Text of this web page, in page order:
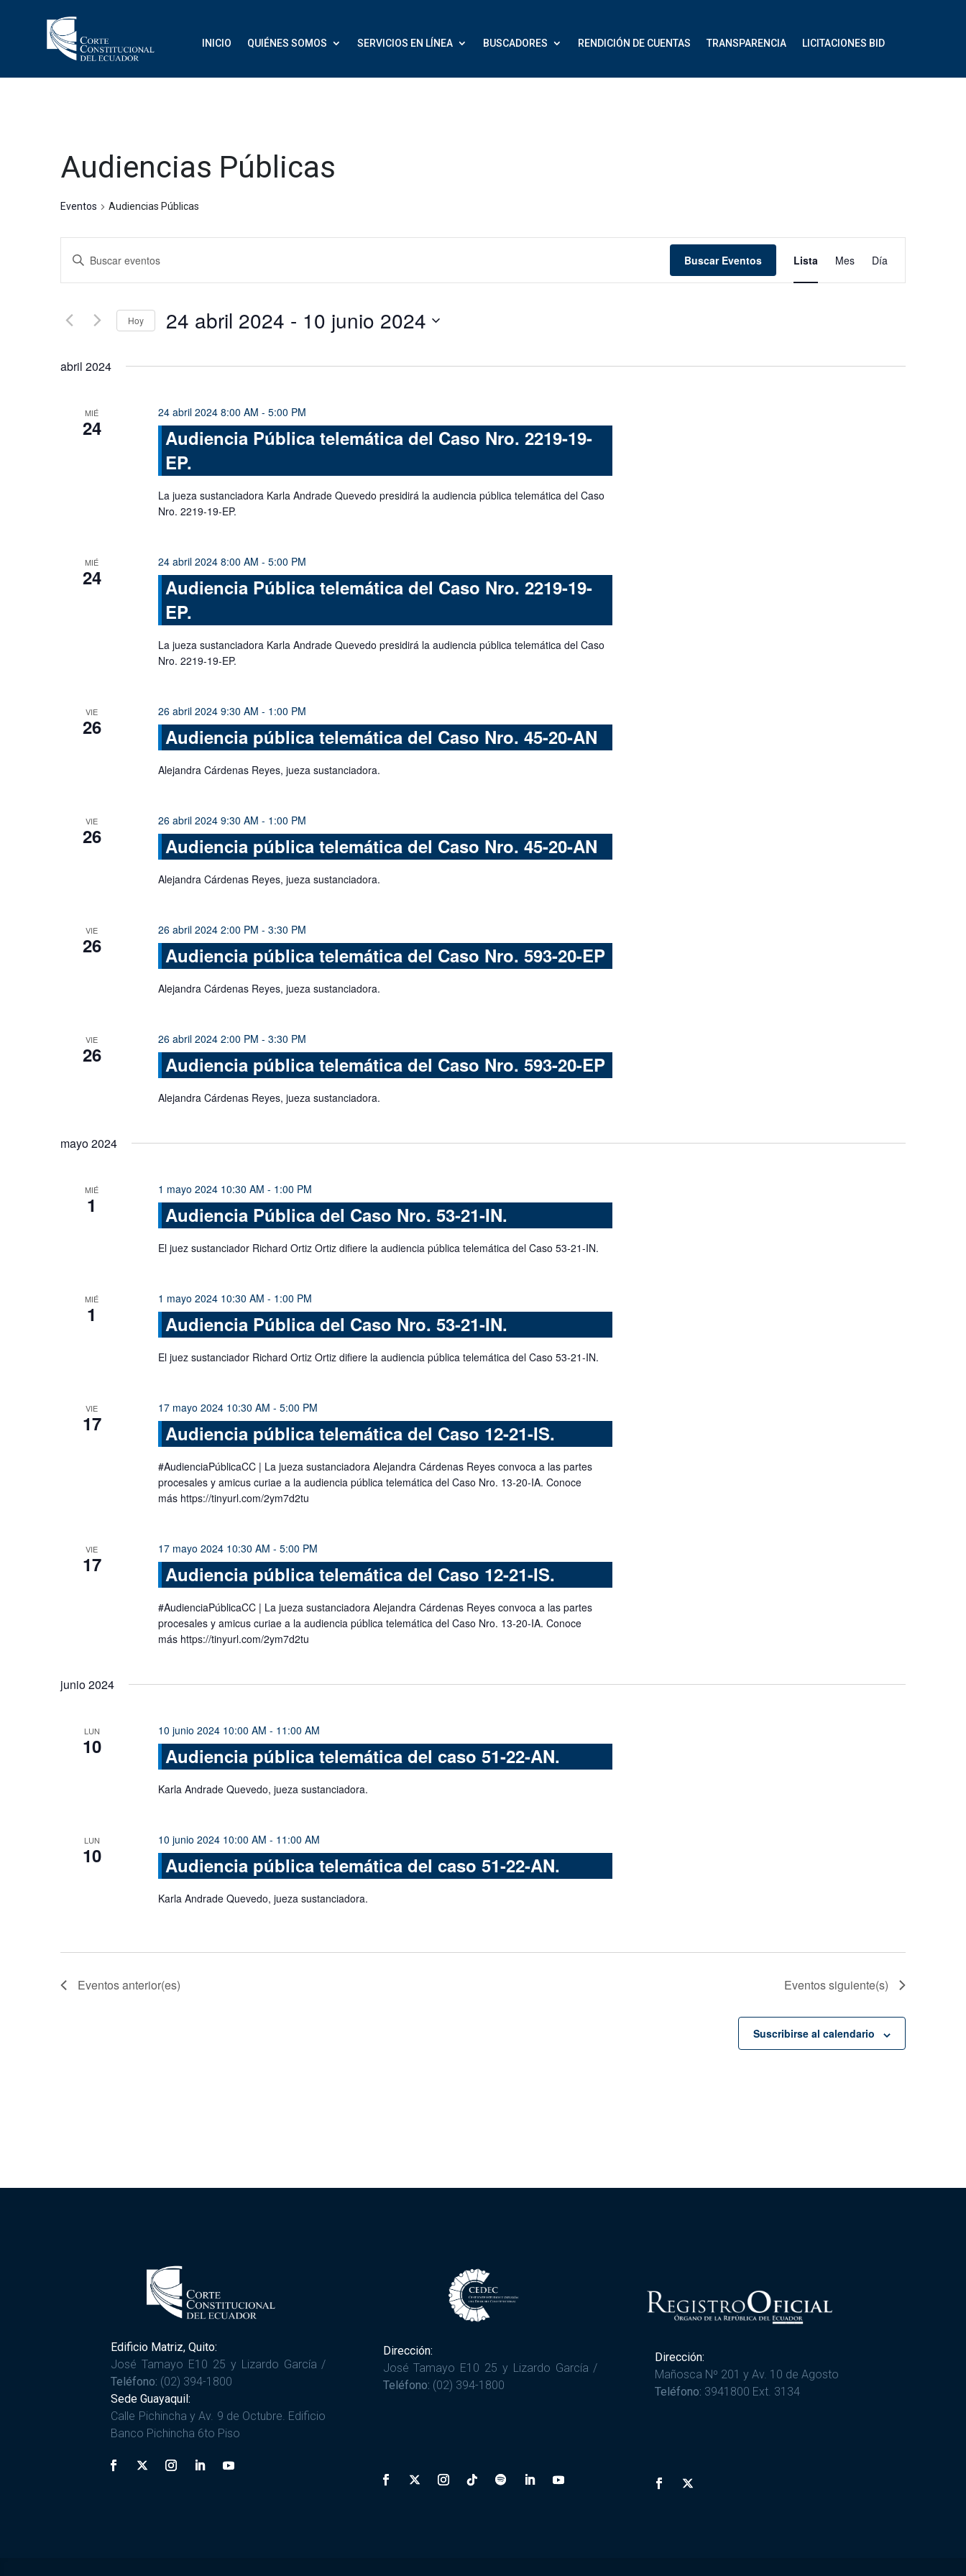
INICIO QUIÉNES SOMOS SERVICIOS EN LÍNEA BUSCADORES RENDICIÓN DE CUENTAS TRANSPARENCIA LICITACIONES BID
Audiencias Públicas
Eventos Audiencias Públicas
Navegación
de
búsqueda
y
vistas
Eventos
Introduce
Busca
la
clave.
Buscar Eventos Lista Mes Día
Hoy 24 abril 2024 - 10 junio 2024
abril 2024
MIÉ
24
24 abril 2024 8:00 AM - 5:00 PM
Audiencia Pública telemática del Caso Nro. 2219-19-
EP.
La jueza sustanciadora Karla Andrade Quevedo presidirá la audiencia pública telemática del Caso
Nro. 2219-19-EP.
MIÉ
24
24 abril 2024 8:00 AM - 5:00 PM
Audiencia Pública telemática del Caso Nro. 2219-19-
EP.
La jueza sustanciadora Karla Andrade Quevedo presidirá la audiencia pública telemática del Caso
Nro. 2219-19-EP.
VIE
26
26 abril 2024 9:30 AM - 1:00 PM
Audiencia pública telemática del Caso Nro. 45-20-AN
Alejandra Cárdenas Reyes, jueza sustanciadora.
VIE
26
26 abril 2024 9:30 AM - 1:00 PM
Audiencia pública telemática del Caso Nro. 45-20-AN
Alejandra Cárdenas Reyes, jueza sustanciadora.
VIE
26
26 abril 2024 2:00 PM - 3:30 PM
Audiencia pública telemática del Caso Nro. 593-20-EP
Alejandra Cárdenas Reyes, jueza sustanciadora.
VIE
26
26 abril 2024 2:00 PM - 3:30 PM
Audiencia pública telemática del Caso Nro. 593-20-EP
Alejandra Cárdenas Reyes, jueza sustanciadora.
mayo 2024
MIÉ
1
1 mayo 2024 10:30 AM - 1:00 PM
Audiencia Pública del Caso Nro. 53-21-IN.
El juez sustanciador Richard Ortiz Ortiz difiere la audiencia pública telemática del Caso 53-21-IN.
MIÉ
1
1 mayo 2024 10:30 AM - 1:00 PM
Audiencia Pública del Caso Nro. 53-21-IN.
El juez sustanciador Richard Ortiz Ortiz difiere la audiencia pública telemática del Caso 53-21-IN.
VIE
17
17 mayo 2024 10:30 AM - 5:00 PM
Audiencia pública telemática del Caso 12-21-IS.
#AudienciaPúblicaCC | La jueza sustanciadora Alejandra Cárdenas Reyes convoca a las partes
procesales y amicus curiae a la audiencia pública telemática del Caso Nro. 13-20-IA. Conoce
más https://tinyurl.com/2ym7d2tu
VIE
17
17 mayo 2024 10:30 AM - 5:00 PM
Audiencia pública telemática del Caso 12-21-IS.
#AudienciaPúblicaCC | La jueza sustanciadora Alejandra Cárdenas Reyes convoca a las partes
procesales y amicus curiae a la audiencia pública telemática del Caso Nro. 13-20-IA. Conoce
más https://tinyurl.com/2ym7d2tu
junio 2024
LUN
10
10 junio 2024 10:00 AM - 11:00 AM
Audiencia pública telemática del caso 51-22-AN.
Karla Andrade Quevedo, jueza sustanciadora.
LUN
10
10 junio 2024 10:00 AM - 11:00 AM
Audiencia pública telemática del caso 51-22-AN.
Karla Andrade Quevedo, jueza sustanciadora.
Eventosanterior(es) Eventossiguiente(s)
Suscribirse al calendario
Edificio Matriz, Quito:
José Tamayo E10 25 y Lizardo García /
Teléfono: (02) 394-1800
Sede Guayaquil:
Calle Pichincha y Av. 9 de Octubre. Edificio
Banco Pichincha 6to Piso
Dirección:
José Tamayo E10 25 y Lizardo García /
Teléfono: (02) 394-1800
Dirección:
Mañosca Nº 201 y Av. 10 de Agosto
Teléfono: 3941800 Ext. 3134